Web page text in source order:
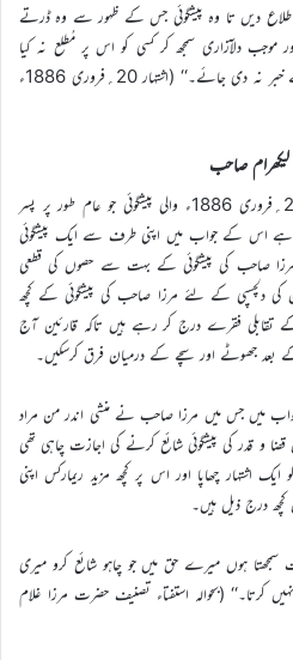
اطلاع دیں تا وہ پیشگوئی جس کے ظہور سے وہ ڈرتے
موجب دلآزاری سمجھ کر کسی کو اس پر مُطلع نہ کیا
جاوے اور کسی کو اس کے وقت ظہور سے خبر نہ دی جائے۔‘‘ (اشتہار 20؍فروری 1886ء
صاحب
پنڈت صاحب نے مرزا صاحب کی 20؍فروری 1886ء والی پیشگوئی جو عام طور پر پسر
ہے اس کے جواب میں اپنی طرف سے ایک پیشگوئی
جس میں مرزا صاحب کی پیشگوئی کے بہت سے حصوں کی قطعی
کی دلچسپی کے لئے مرزا صاحب کی پیشگوئی کے کچھ
تقابلی فقرے درج کر رہے ہیں تاکہ قارئین آج
میں جس میں مرزا صاحب نے منشی اندر من مراد
و قدر کی پیشگوئی شائع کرنے کی اجازت چاہی تھی
نے 25؍اپریل 1886ء کو ایک اشتہار چھاپا اور اس پر کچھ مزید ریمارکس اپنی
کچھ درج ذیل ہیں۔
سمجھتا ہوں میرے حق میں جو چاہو شائع کرو میری
(بحوالہ استفتاء تصنیف حضرت مرزا غلام